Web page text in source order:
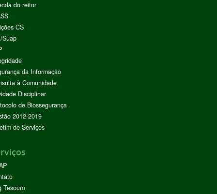
do reitor
CS
Suap
da Informação
à Comunidade
Disciplinar
de Biossegurança
2012-2019
de Serviços
Tesouro